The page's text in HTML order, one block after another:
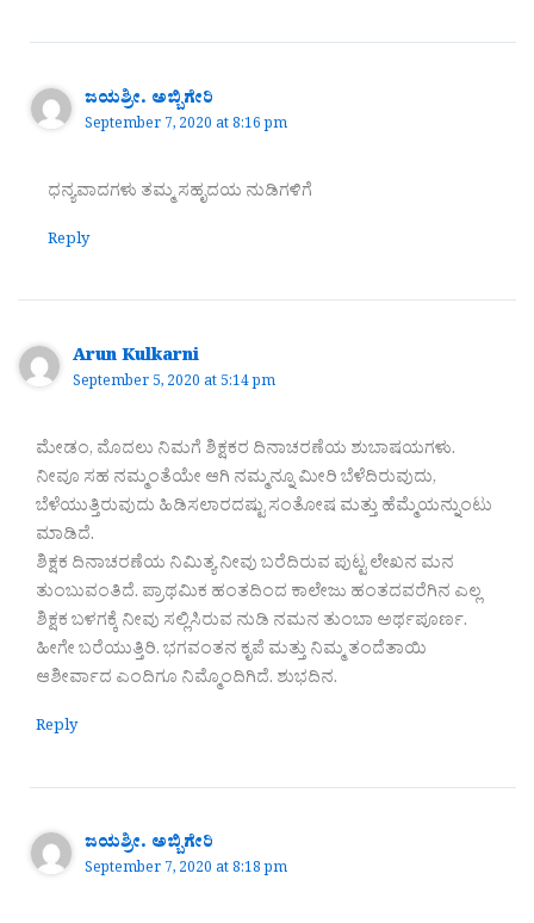
ಜಯಶ್ರೀ. ಅಬ್ಬಿಗೇರಿ
September 7, 2020 at 8:16 pm
ಧನ್ಯವಾದಗಳು ತಮ್ಮ ಸಹೃದಯ ನುಡಿಗಳಿಗೆ
Reply
Arun Kulkarni
September 5, 2020 at 5:14 pm
ಮೇಡಂ, ಮೊದಲು ನಿಮಗೆ ಶಿಕ್ಷಕರ ದಿನಾಚರಣೆಯ ಶುಬಾಷಯಗಳು.
ನೀವೂ ಸಹ ನಮ್ಮಂತೆಯೇ ಆಗಿ ನಮ್ಮನ್ನೂ ಮೀರಿ ಬೆಳೆದಿರುವುದು,
ಬೆಳೆಯುತ್ತಿರುವುದು ಹಿಡಿಸಲಾರದಷ್ಟು ಸಂತೋಷ ಮತ್ತು ಹೆಮ್ಮೆಯನ್ನುಂಟು
ಮಾಡಿದೆ.
ಶಿಕ್ಷಕ ದಿನಾಚರಣೆಯ ನಿಮಿತ್ಯ ನೀವು ಬರೆದಿರುವ ಪುಟ್ಟ ಲೇಖನ ಮನ
ತುಂಬುವಂತಿದೆ. ಪ್ರಾಥಮಿಕ ಹಂತದಿಂದ ಕಾಲೇಜು ಹಂತದವರೆಗಿನ ಎಲ್ಲ
ಶಿಕ್ಷಕ ಬಳಗಕ್ಕೆ ನೀವು ಸಲ್ಲಿಸಿರುವ ನುಡಿ ನಮನ ತುಂಬಾ ಅರ್ಥಪೂರ್ಣ.
ಹೀಗೇ ಬರೆಯುತ್ತಿರಿ. ಭಗವಂತನ ಕೃಪೆ ಮತ್ತು ನಿಮ್ಮ ತಂದೆತಾಯಿ
ಆಶೀರ್ವಾದ ಎಂದಿಗೂ ನಿಮ್ಮೊಂದಿಗಿದೆ. ಶುಭದಿನ.
Reply
ಜಯಶ್ರೀ. ಅಬ್ಬಿಗೇರಿ
September 7, 2020 at 8:18 pm